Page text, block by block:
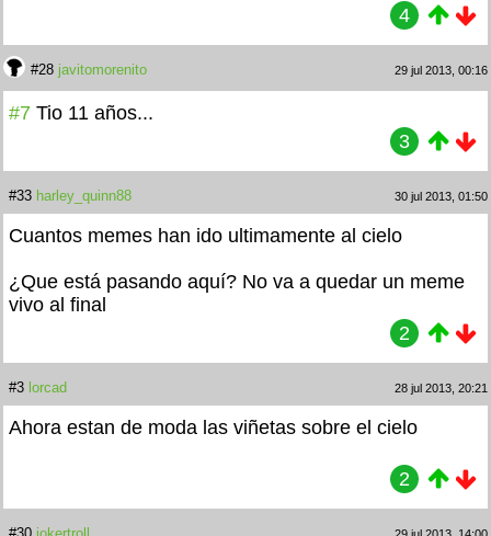
4
#28 javitomorenito 29 jul 2013, 00:16
#7 Tio 11 años...
3
#33 harley_quinn88 30 jul 2013, 01:50
Cuantos memes han ido ultimamente al cielo
¿Que está pasando aquí? No va a quedar un meme
vivo al final
2
#3 lorcad 28 jul 2013, 20:21
Ahora estan de moda las viñetas sobre el cielo
2